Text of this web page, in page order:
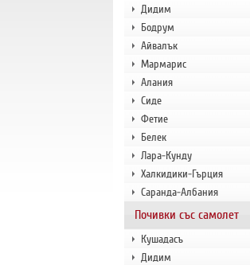
Дидим
Бодрум
Айвалък
Мармарис
Алания
Сиде
Фетие
Белек
Лара-Кунду
Халкидики-Гърция
Саранда-Албания
Почивки със самолет
Кушадасъ
Дидим